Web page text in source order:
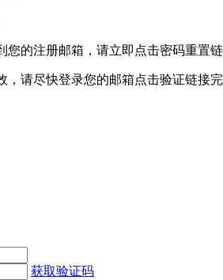
您的注册邮箱，请立即点击密码重置链
，请尽快登录您的邮箱点击验证链接
获取验证码